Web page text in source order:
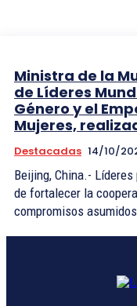
Ministra de la
de Líderes
Género y el
Mujeres,
Destacadas 14/10/
Beijing, China.-
de fortalecer la
compromisos